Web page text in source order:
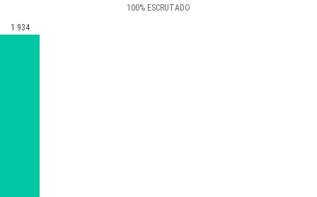
100% ESCRUTADO
1.934